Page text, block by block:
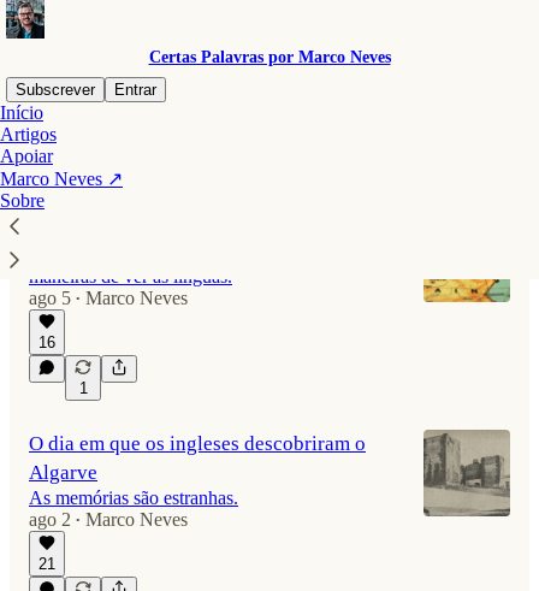
Certas Palavras por Marco Neves
Subscrever
Entrar
Início
Artigos
Apoiar
Marco Neves ↗
Sobre
Mais recente
maneiras de ver as línguas.
ago 5 • Marco Neves
16
1
O dia em que os ingleses descobriram o
Algarve
As memórias são estranhas.
ago 2 • Marco Neves
21